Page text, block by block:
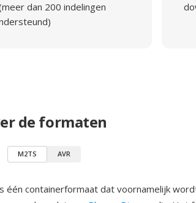
dan 200 indelingen
de formaten
M2TS AVR
één containerformaat dat voornamelijk